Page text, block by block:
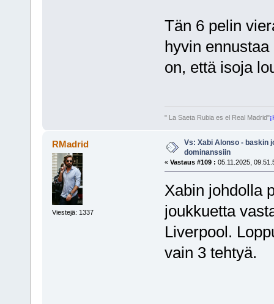
Tän 6 pelin
hyvin
on, että isoja
" La Saeta Rubia es el Real Madrid"
RMadrid
Viestejä: 1337
Vs: Xabi Alonso - baskin
dominanssiin
« Vastaus #109 : 05.11.2025,
Xabin johdolla
joukkuetta
Liverpool.
vain 3 tehtyä.